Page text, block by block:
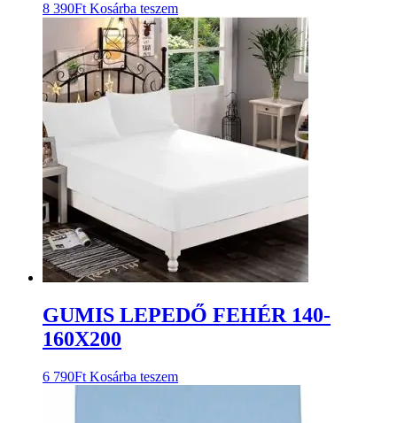
8 390Ft Kosárba teszem
GUMIS LEPEDŐ FEHÉR 140-
160X200
6 790Ft Kosárba teszem